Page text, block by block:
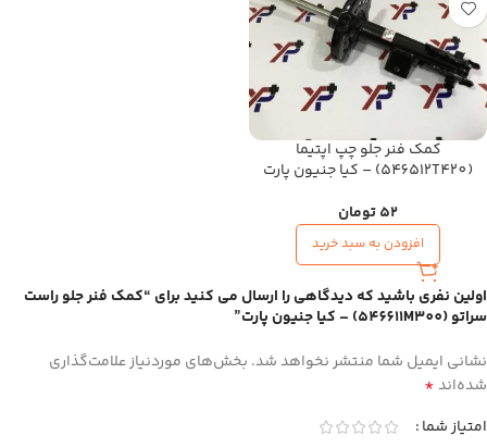
کمک فنر جلو چپ اپتیما
(546512T420) – کیا جنیون پارت
52تومان
افزودن به سبد خرید
اولین نفری باشید که دیدگاهی را ارسال می کنید برای “کمک فنر جلو راست
سراتو (546611M300) – کیا جنیون پارت”
نشانی ایمیل شما منتشر نخواهد شد. بخش‌های موردنیاز علامت‌گذاری
شده‌اند*
امتیاز شما